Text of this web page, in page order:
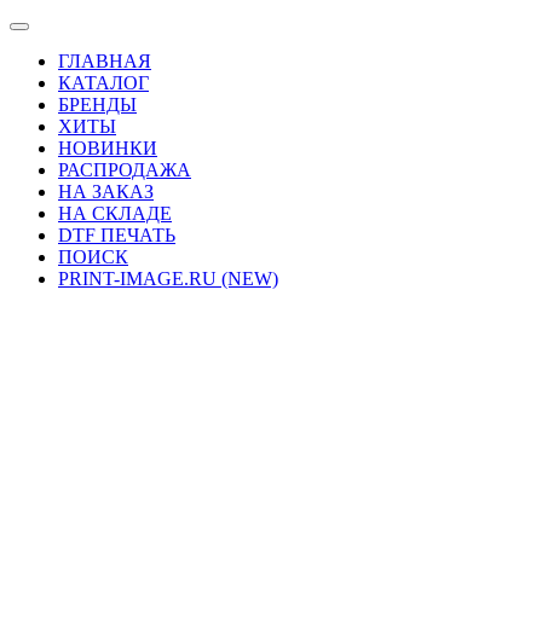
ГЛАВНАЯ
КАТАЛОГ
БРЕНДЫ
ХИТЫ
НОВИНКИ
РАСПРОДАЖА
НА ЗАКАЗ
НА СКЛАДЕ
DTF ПЕЧАТЬ
ПОИСК
PRINT-IMAGE.RU (NEW)